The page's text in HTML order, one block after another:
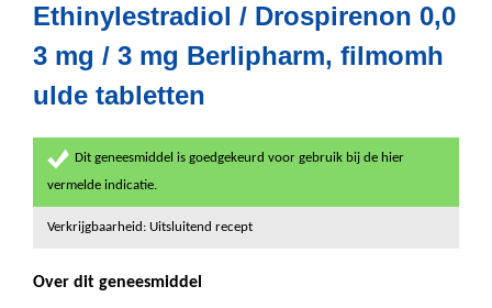
Ethinylestradiol / Drospirenon 0,0
3 mg / 3 mg Berlipharm, filmomh
ulde tabletten
Dit geneesmiddel is goedgekeurd voor gebruik bij de hier
vermelde indicatie.
Verkrijgbaarheid: Uitsluitend recept
Over dit geneesmiddel